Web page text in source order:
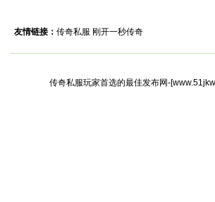
激烈战斗
友情链接： 传奇私服 刚开一秒传奇
传奇私服玩家首选的最佳发布网-